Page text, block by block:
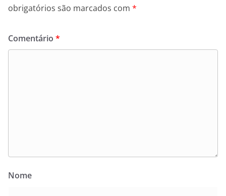
obrigatórios são marcados com *
Comentário *
Nome